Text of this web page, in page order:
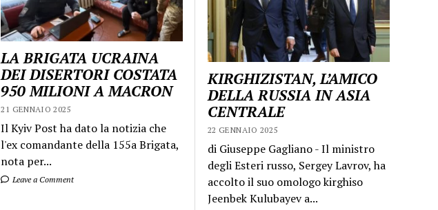
KIRGHIZISTAN, L’AMICO
DELLA RUSSIA IN ASIA
CENTRALE
22 GENNAIO 2025
di Giuseppe Gagliano - Il ministro
degli Esteri russo, Sergey Lavrov, ha
accolto il suo omologo kirghiso
Jeenbek Kulubayev a...
LA BRIGATA UCRAINA
DEI DISERTORI COSTATA
950 MILIONI A MACRON
21 GENNAIO 2025
Il Kyiv Post ha dato la notizia che
l'ex comandante della 155a Brigata,
nota per...
Leave a Comment